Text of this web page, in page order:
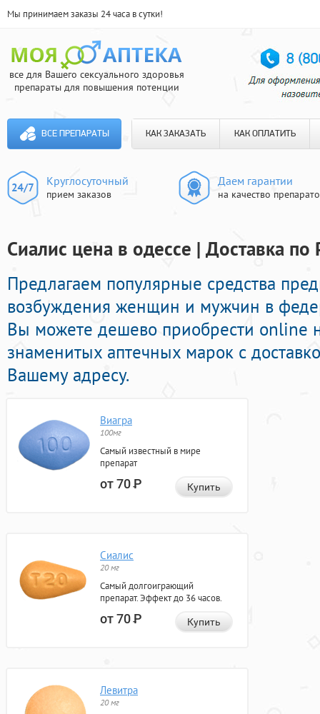
Мы принимаем заказы 24 часа в сутки!
все для Вашего сексуального здоровья
препараты для повышения потенции
ВСЕ ПРЕПАРАТЫ КАК ЗАКАЗАТЬ КАК ОПЛАТИТЬ
Круглосуточный
прием заказов
Даем гарантии
на качество
Сиалис цена в одессе | Доставка по
Предлагаем популярные средства
возбуждения женщин и мужчин в
Вы можете дешево приобрести online
знаменитых аптечных марок с
Вашему адресу.
Виагра
100мг
Самый известный в мире
препарат
от 70Р Купить
Сиалис
20 мг
Самый долгоиграющий
препарат. Эффект до 36 часов.
от 70Р Купить
Левитра
20 мг